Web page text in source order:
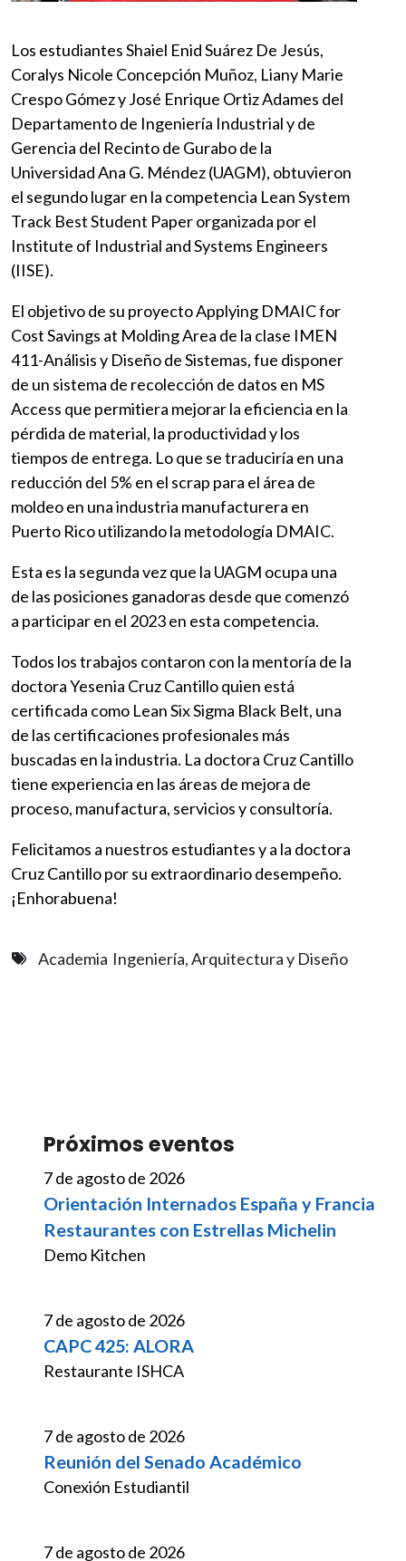
Los estudiantes Shaiel Enid Suárez De Jesús,
Coralys Nicole Concepción Muñoz, Liany Marie
Crespo Gómez y José Enrique Ortiz Adames del
Departamento de Ingeniería Industrial y de
Gerencia del Recinto de Gurabo de la
Universidad Ana G. Méndez (UAGM), obtuvieron
el segundo lugar en la competencia Lean System
Track Best Student Paper organizada por el
Institute of Industrial and Systems Engineers
(IISE).
El objetivo de su proyecto Applying DMAIC for
Cost Savings at Molding Area de la clase IMEN
411-Análisis y Diseño de Sistemas, fue disponer
de un sistema de recolección de datos en MS
Access que permitiera mejorar la eficiencia en la
pérdida de material, la productividad y los
tiempos de entrega. Lo que se traduciría en una
reducción del 5% en el scrap para el área de
moldeo en una industria manufacturera en
Puerto Rico utilizando la metodología DMAIC.
Esta es la segunda vez que la UAGM ocupa una
de las posiciones ganadoras desde que comenzó
a participar en el 2023 en esta competencia.
Todos los trabajos contaron con la mentoría de la
doctora Yesenia Cruz Cantillo quien está
certificada como Lean Six Sigma Black Belt, una
de las certificaciones profesionales más
buscadas en la industria. La doctora Cruz Cantillo
tiene experiencia en las áreas de mejora de
proceso, manufactura, servicios y consultoría.
Felicitamos a nuestros estudiantes y a la doctora
Cruz Cantillo por su extraordinario desempeño.
¡Enhorabuena!
Academia Ingeniería, Arquitectura y Diseño
Próximos eventos
7 de agosto de 2026
Orientación Internados España y Francia
Restaurantes con Estrellas Michelin
Demo Kitchen
7 de agosto de 2026
CAPC 425: ALORA
Restaurante ISHCA
7 de agosto de 2026
Reunión del Senado Académico
Conexión Estudiantil
7 de agosto de 2026